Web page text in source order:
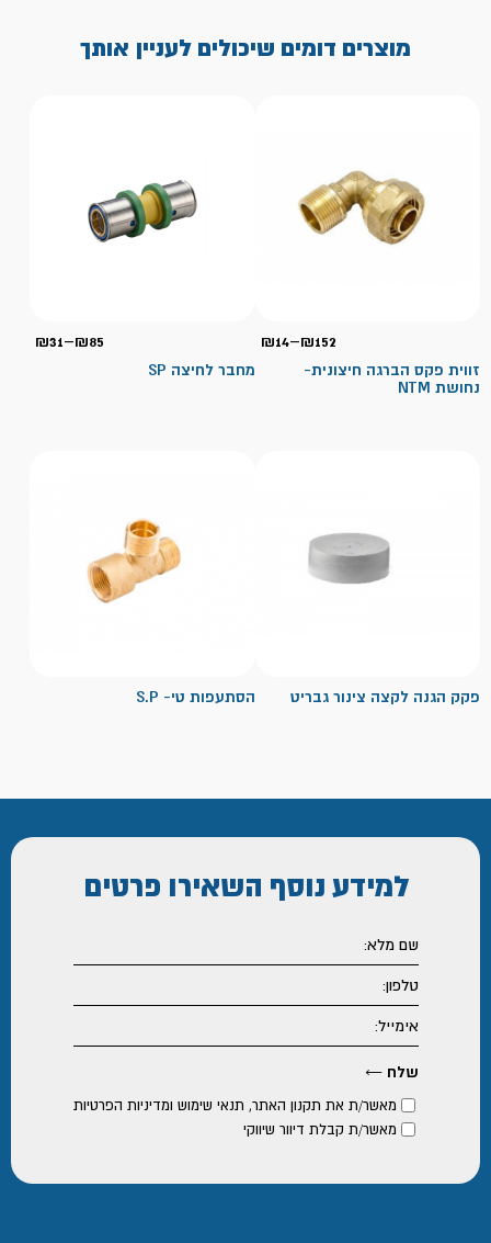
מוצרים דומים שיכולים לעניין אותך
₪14–₪152
⁦₪14⁩
זווית פקס הברגה חיצונית-
נחושת NTM
₪31–₪85
מחבר לחיצה SP
פקק הגנה לקצה צינור גבריט הסתעפות טי- S.P
למידע נוסף השאירו פרטים
מאשר/ת את תקנון האתר, תנאי שימוש ומדיניות הפרטיות
מאשר/ת קבלת דיוור שיווקי